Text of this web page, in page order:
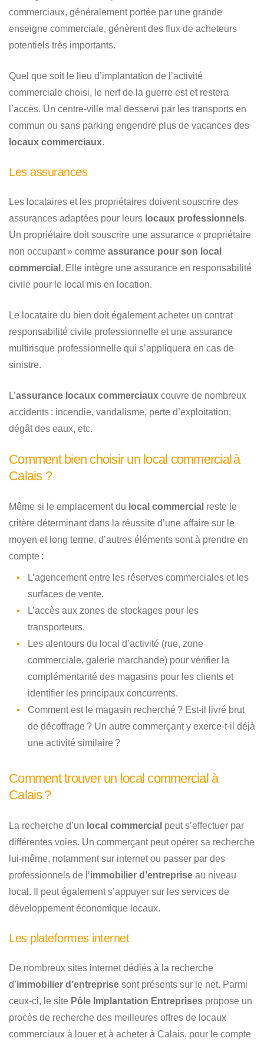
commerciaux, généralement portée par une grande
enseigne commerciale, génèrent des flux de acheteurs
potentiels très importants.
Quel que soit le lieu d’implantation de l’activité
commerciale choisi, le nerf de la guerre est et restera
l’accès. Un centre-ville mal desservi par les transports en
commun ou sans parking engendre plus de vacances des
locaux commerciaux.
Les assurances
Les locataires et les propriétaires doivent souscrire des
assurances adaptées pour leurs locaux professionnels.
Un propriétaire doit souscrire une assurance « propriétaire
non occupant » comme assurance pour son local
commercial . Elle intègre une assurance en responsabilité
civile pour le local mis en location.
Le locataire du bien doit également acheter un contrat
responsabilité civile professionnelle et une assurance
multirisque professionnelle qui s’appliquera en cas de
sinistre.
L’assurance locaux commerciaux couvre de nombreux
accidents : incendie, vandalisme, perte d’exploitation,
dégât des eaux, etc.
Comment bien choisir un local commercial à
Calais ?
Même si le emplacement du local commercial reste le
critère déterminant dans la réussite d’une affaire sur le
moyen et long terme, d’autres éléments sont à prendre en
compte :
L’agencement entre les réserves commerciales et les
surfaces de vente.
L’accès aux zones de stockages pour les
transporteurs.
Les alentours du local d’activité (rue, zone
commerciale, galerie marchande) pour vérifier la
complémentarité des magasins pour les clients et
identifier les principaux concurrents.
Comment est le magasin recherché ? Est-il livré brut
de décoffrage ? Un autre commerçant y exerce-t-il déjà
une activité similaire ?
Comment trouver un local commercial à
Calais ?
La recherche d’un local commercial peut s’effectuer par
différentes voies. Un commerçant peut opérer sa recherche
lui-même, notamment sur internet ou passer par des
professionnels de l’immobilier d’entreprise au niveau
local. Il peut également s’appuyer sur les services de
développement économique locaux.
Les plateformes internet
De nombreux sites internet dédiés à la recherche
d’immobilier d’entreprise sont présents sur le net. Parmi
ceux-ci, le site Pôle Implantation Entreprises propose un
procès de recherche des meilleures offres de locaux
commerciaux à louer et à acheter à Calais, pour le compte